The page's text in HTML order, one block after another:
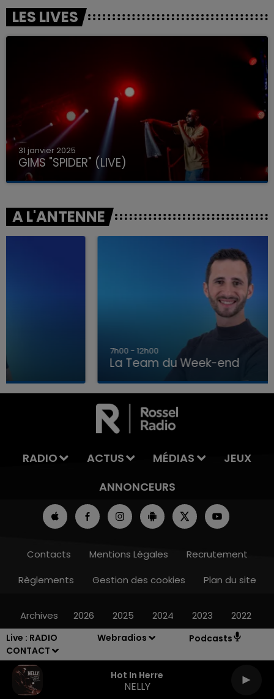
Live : RADIO
CONTACT
Webradios Podcasts
Hot In Herre
NELLY
LA TEAM DU WEEK-END
LES LIVES
31 janvier 2025
GIMS "SPIDER" (LIVE)
A L'ANTENNE
La Team du Week-end
RADIO ACTUS MÉDIAS
JEUX
ANNONCEURS
Contacts Mentions Légales
Recrutement
Règlements
Gestion des cookies Plan du site
Archives 2026 2025 2024 2023 2022